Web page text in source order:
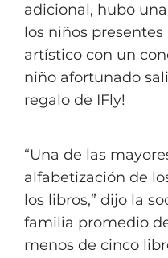
adicional, hubo
los niños
artístico con un
niño afortunado
regalo de IFly!
“Una de las
alfabetización de
los libros,” dijo la
familia promedio
menos de cinco